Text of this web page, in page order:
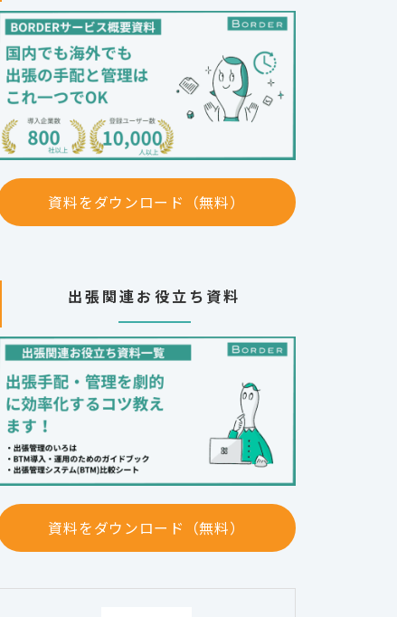
資料をダウンロード（無料）
出張関連お役立ち資料
資料をダウンロード（無料）